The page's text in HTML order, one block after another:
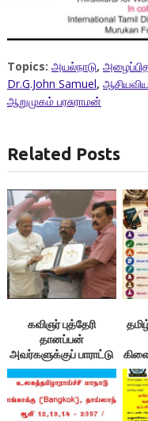
Topics: அயல்நாடு,
Dr.G.John Samuel,
ஆறுமுகம் பரசுராமன்
Related Posts
கவிஞர் புத்தேரி
தானப்பன்
அவர்களுக்குப் பாராட்டு
விழா